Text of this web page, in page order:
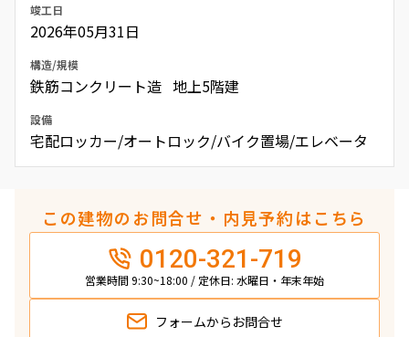
竣工日
2026年05月31日
構造/規模
鉄筋コンクリート造 地上5階建
設備
宅配ロッカー/オートロック/バイク置場/エレベータ
この建物のお問合せ・内見予約はこちら
0120-321-719
営業時間 9:30~18:00 / 定休日: 水曜日・年末年始
フォームから お問合せ